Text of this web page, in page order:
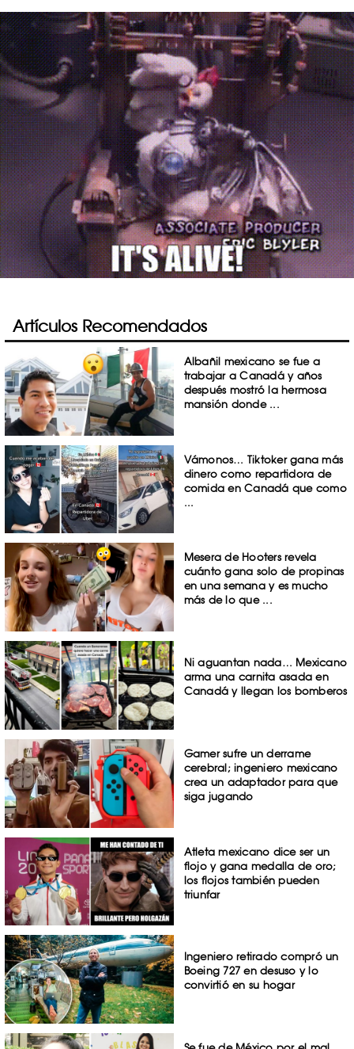
Artículos Recomendados
Albañil mexicano se fue a
trabajar a Canadá y años
después mostró la hermosa
mansión donde ...
Vámonos… Tiktoker gana más
dinero como repartidora de
comida en Canadá que como
...
Mesera de Hooters revela
cuánto gana solo de propinas
en una semana y es mucho
más de lo que ...
Ni aguantan nada… Mexicano
arma una carnita asada en
Canadá y llegan los bomberos
Gamer sufre un derrame
cerebral; ingeniero mexicano
crea un adaptador para que
siga jugando
Atleta mexicano dice ser un
flojo y gana medalla de oro;
los flojos también pueden
triunfar
Ingeniero retirado compró un
Boeing 727 en desuso y lo
convirtió en su hogar